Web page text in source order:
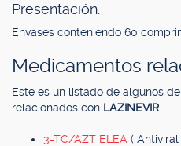
Presentación.
Envases conteniendo 60
Medicamentos
Este es un listado de algunos
relacionados con LAZINEVIR
3-TC/AZT ELEA (